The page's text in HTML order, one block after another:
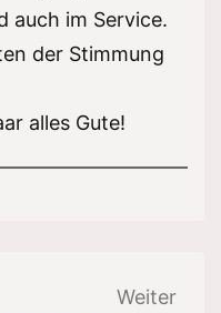
auch im Service.
der Stimmung
alles Gute!
Weiter